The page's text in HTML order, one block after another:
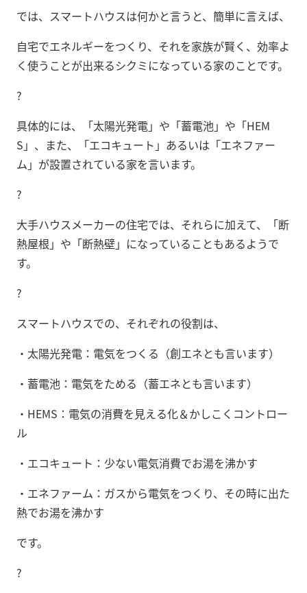
では、スマートハウスは何かと言うと、簡単に言えば、
自宅でエネルギーをつくり、それを家族が賢く、効率よ
く使うことが出来るシクミになっている家のことです。
?
具体的には、「太陽光発電」や「蓄電池」や「HEM
S」、また、「エコキュート」あるいは「エネファー
ム」が設置されている家を言います。
?
大手ハウスメーカーの住宅では、それらに加えて、「断
熱屋根」や「断熱壁」になっていることもあるようで
す。
?
スマートハウスでの、それぞれの役割は、
・太陽光発電：電気をつくる（創エネとも言います）
・蓄電池：電気をためる（蓄エネとも言います）
・HEMS：電気の消費を見える化＆かしこくコントロー
ル
・エコキュート：少ない電気消費でお湯を沸かす
・エネファーム：ガスから電気をつくり、その時に出た
熱でお湯を沸かす
です。
?